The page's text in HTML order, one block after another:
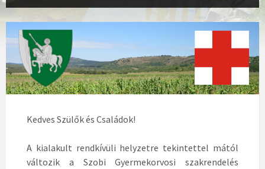
Kedves Szülők és Családok!
A kialakult rendkívüli helyzetre tekintettel mától
változik a Szobi Gyermekorvosi szakrendelés